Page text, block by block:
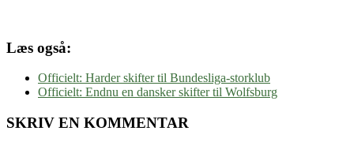
Læs også:
Officielt: Harder skifter til Bundesliga-storklub
Officielt: Endnu en dansker skifter til Wolfsburg
SKRIV EN KOMMENTAR